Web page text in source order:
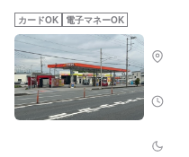
ください。※代車の燃料代はお客様
営業時間>定休日：なし営業時間：
希望の方は事前にお申し付けくださ
カードOK 電子マネーOK